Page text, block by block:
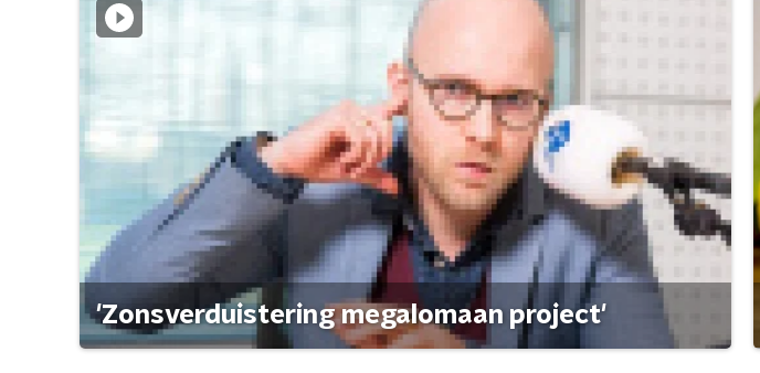
'Zonsverduistering megalomaan project'